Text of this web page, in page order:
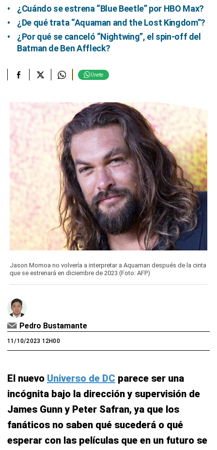
¿Cuándo se estrena “Blue Beetle” por HBO Max?
¿De qué trata “Aquaman and the Lost Kingdom”?
¿Por qué se canceló “Nightwing”, el spin-off del
Batman de Ben Affleck?
Únete
Jason Momoa no volvería a interpretar a Aquaman después de la cinta
que se estrenará en diciembre de 2023 (Foto: AFP)
Pedro Bustamante
11/10/2023 12H00
El nuevo Universo de DC parece ser una
incógnita bajo la dirección y supervisión de
James Gunn y Peter Safran, ya que los
fanáticos no saben qué sucederá o qué
esperar con las películas que en un futuro se